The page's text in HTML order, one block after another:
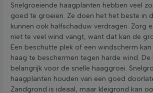
Snelgroeiende haagplanten hebben veel
goed te groeien. Ze doen het het beste in
kunnen ook halfschaduw verdragen. Zorg
niet te veel wind vangt, want dat kan de
Een beschutte plek of een windscherm
haag te beschermen tegen harde wind. De
belangrijk voor de snelle haaggroei.
haagplanten houden van een goed
Zandgrond is ideaal, maar kleigrond kan